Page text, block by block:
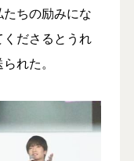
ちの励みにな
ださるとうれ
れた。